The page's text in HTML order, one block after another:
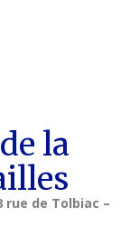
la
rue de Tolbiac –